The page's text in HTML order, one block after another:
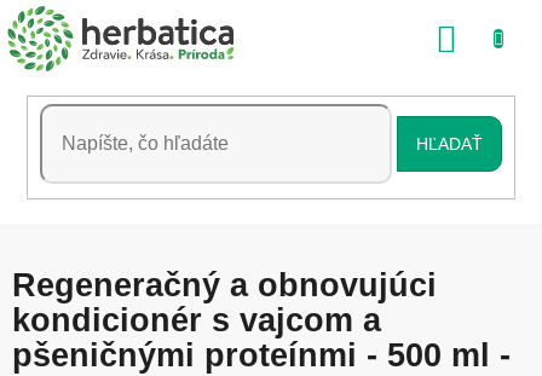
Prejsť
na
obsah
HĽADAŤ
Regeneračný a obnovujúci
kondicionér s vajcom a
pšeničnými proteínmi - 500 ml -